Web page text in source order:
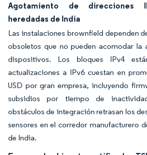
Agotamiento de direcciones
heredadas de India
Las instalaciones brownfield dependen
obsoletos que no pueden acomodar la
dispositivos. Los bloques IPv4
actualizaciones a IPv6 cuestan en
USD por gran empresa, incluyendo
subsidios por tiempo de
obstáculos de integración retrasan los
sensores en el corredor manufacturero
de India.